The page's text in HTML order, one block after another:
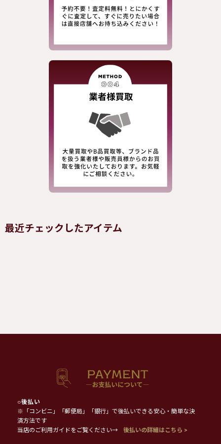
最近チェックしたアイテム
○後払い
※「コンビニ」「郵便局」「銀行」で後払いできる安心・簡単な決
済方法です
当店のご利用ガイドをご覧ください→
後払いの詳細はこちら >